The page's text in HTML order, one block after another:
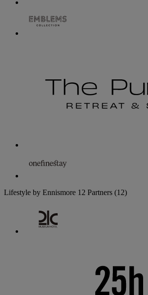
Lifestyle by Ennismore 12 Partners (12)